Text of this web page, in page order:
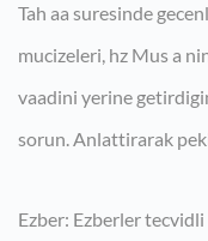
Tah aa suresinde
mucizeleri, hz Mus a
vaadini yerine
sorun. Anlattirarak
Ezber: Ezberler